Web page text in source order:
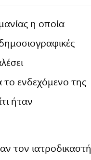
η οποία
ενδεχόμενο της
ήταν
τον ιατροδικαστή